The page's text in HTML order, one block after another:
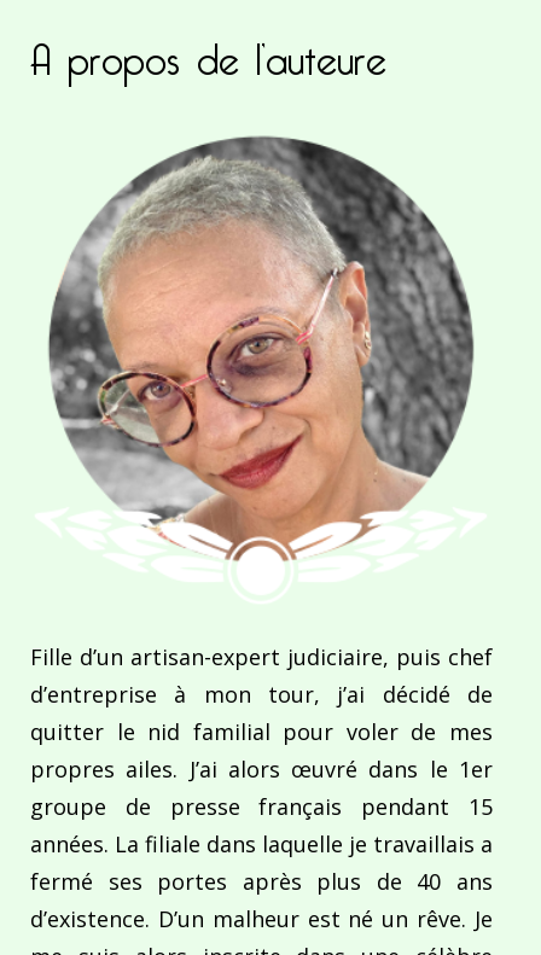
A propos de l’auteure
Fille d’un artisan-expert judiciaire, puis chef
d’entreprise à mon tour, j’ai décidé de
quitter le nid familial pour voler de mes
propres ailes. J’ai alors œuvré dans le 1er
groupe de presse français pendant 15
années. La filiale dans laquelle je travaillais a
fermé ses portes après plus de 40 ans
d’existence. D’un malheur est né un rêve. Je